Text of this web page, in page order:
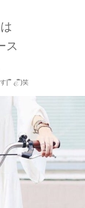
ス
す| ຶ ළ ຶ)笑